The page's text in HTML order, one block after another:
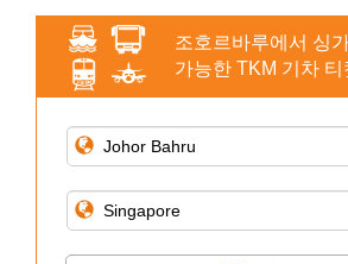
조호르바루에서 싱
가능한 TKM 기차 티